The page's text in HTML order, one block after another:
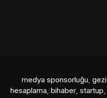
medya sponsorluğu,
hesaplama, bihaber, startup,